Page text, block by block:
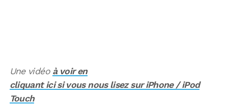
Une vidéo à voir en
cliquant ici si vous nous lisez sur iPhone / iPod
Touch